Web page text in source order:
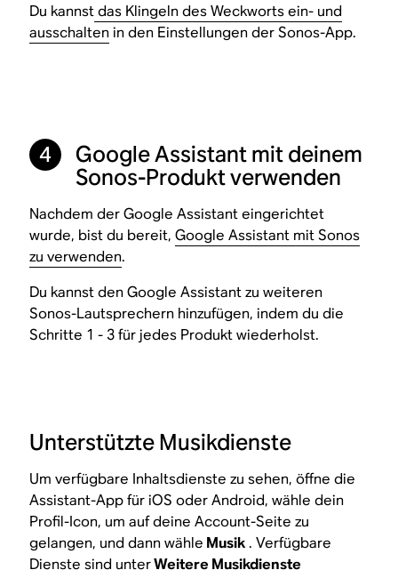
Du kannstdas Klingeln des Weckworts ein- und
ausschaltenin den Einstellungen der Sonos-App.
4
Google Assistant mit deinem
Sonos-Produkt verwenden
Nachdem der Google Assistant eingerichtet
wurde, bist du bereit,Google Assistant mit Sonos
zu verwenden.
Du kannst den Google Assistant zu weiteren
Sonos-Lautsprechern hinzufügen, indem du die
Schritte 1 - 3 für jedes Produkt wiederholst.
Unterstützte Musikdienste
Um verfügbare Inhaltsdienste zu sehen, öffne die
Assistant-App für iOS oder Android, wähle dein
Profil-Icon, um auf deine Account-Seite zu
gelangen, und dann wähle Musik. Verfügbare
Dienste sind unterWeitere Musikdienste